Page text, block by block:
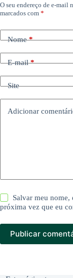
O seu endereço de e-mail
marcados com *
Nome*
E-mail*
Site
Adicionar
Salvar meu nome,
próxima vez que eu
Publicar